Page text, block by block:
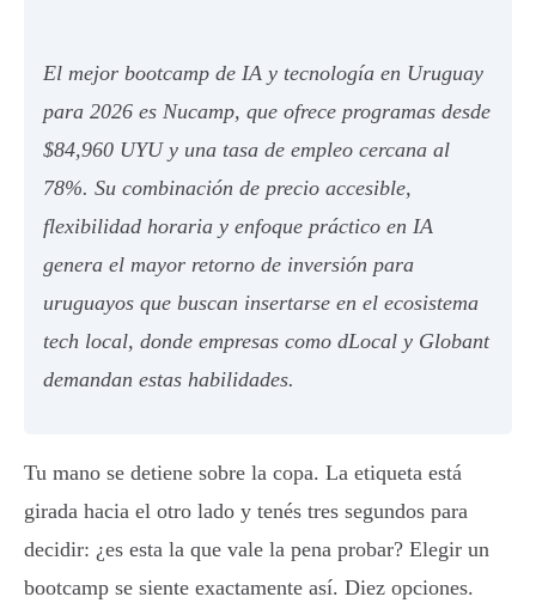
El mejor bootcamp de IA y tecnología en Uruguay
para 2026 es Nucamp, que ofrece programas desde
$84,960 UYU y una tasa de empleo cercana al
78%. Su combinación de precio accesible,
flexibilidad horaria y enfoque práctico en IA
genera el mayor retorno de inversión para
uruguayos que buscan insertarse en el ecosistema
tech local, donde empresas como dLocal y Globant
demandan estas habilidades.
Tu mano se detiene sobre la copa. La etiqueta está
girada hacia el otro lado y tenés tres segundos para
decidir: ¿es esta la que vale la pena probar? Elegir un
bootcamp se siente exactamente así. Diez opciones.